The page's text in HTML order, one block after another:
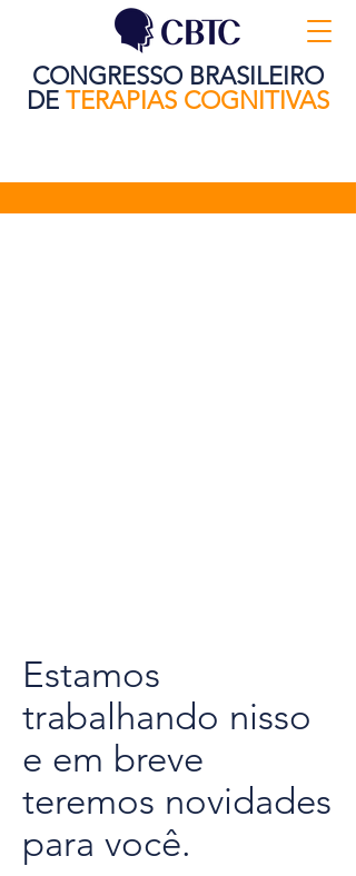
CONGRESSO BRASILEIRO
DE TERAPIAS COGNITIVAS
Estamos
trabalhando nisso
e em breve
teremos novidades
para você.